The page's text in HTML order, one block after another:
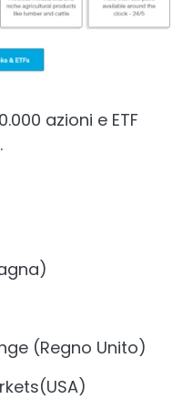
azioni e ETF
(Regno Unito)